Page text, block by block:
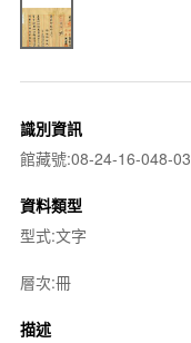
識別資訊
館藏號:08-24-16-048-03
資料類型
型式:文字
層次:冊
描述